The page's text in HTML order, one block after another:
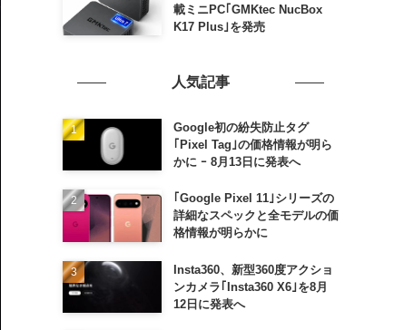
載ミニPC｢GMKtec NucBox
K17 Plus｣を発売
人気記事
Google初の紛失防止タグ
｢Pixel Tag｣の価格情報が明ら
かに ｰ 8月13日に発表へ
｢Google Pixel 11｣シリーズの
詳細なスペックと全モデルの価
格情報が明らかに
Insta360、新型360度アクショ
ンカメラ｢Insta360 X6｣を8月
12日に発表へ